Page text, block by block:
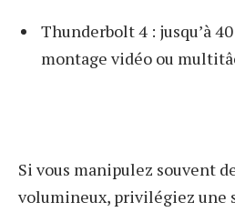
Thunderbolt 4 : jusqu’à
montage vidéo ou
Si vous manipulez souvent
volumineux, privilégiez une